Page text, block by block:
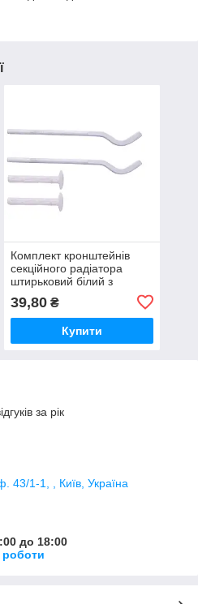
Комплект кронштейнів
секційного радіатора
штирьковий білий з
(пар.4од.)
39,80₴
Купити
за рік
43/1-1, , Київ, Україна
до 18:00
роботи